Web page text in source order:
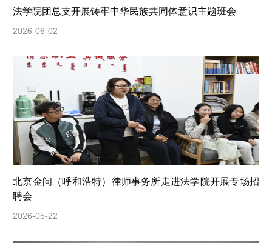
法学院团总支开展铸牢中华民族共同体意识主题班会
2026-06-02
北京金问（呼和浩特）律师事务所走进法学院开展专场招
聘会
2026-05-22